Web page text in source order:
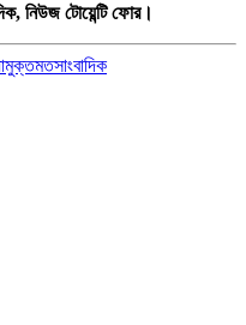
নিউজ টোয়েন্টি ফোর।
মুক্তমতসাংবাদিক